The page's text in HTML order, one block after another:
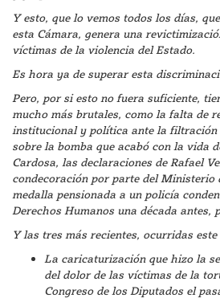
Y esto, que lo vemos todos los días,
esta Cámara, genera una
víctimas de la violencia del Estado.
Es hora ya de superar esta
Pero, por si esto no fuera suficiente,
mucho más brutales, como la falta de
institucional y política ante la filtración
sobre la bomba que acabó con la vida
Cardosa, las declaraciones de Rafael
condecoración por parte del Ministerio
medalla pensionada a un policía
Derechos Humanos una década antes,
Y las tres más recientes, ocurridas este
La caricaturización que hizo la
del dolor de las víctimas de la
Congreso de los Diputados el